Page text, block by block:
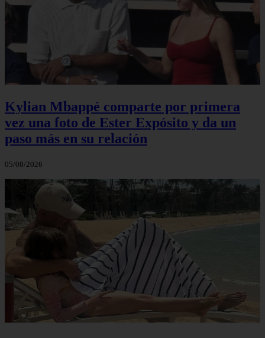
Kylian Mbappé comparte por primera
vez una foto de Ester Expósito y da un
paso más en su relación
05/08/2026